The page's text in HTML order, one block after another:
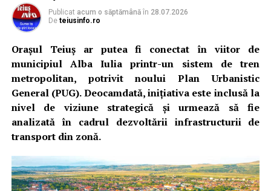
Publicat acum o săptămână în 28.07.2026
De teiusinfo.ro
Orașul Teiuș ar putea fi conectat în viitor de
municipiul Alba Iulia printr-un sistem de tren
metropolitan, potrivit noului Plan Urbanistic
General (PUG). Deocamdată, inițiativa este inclusă la
nivel de viziune strategică și urmează să fie
analizată în cadrul dezvoltării infrastructurii de
transport din zonă.